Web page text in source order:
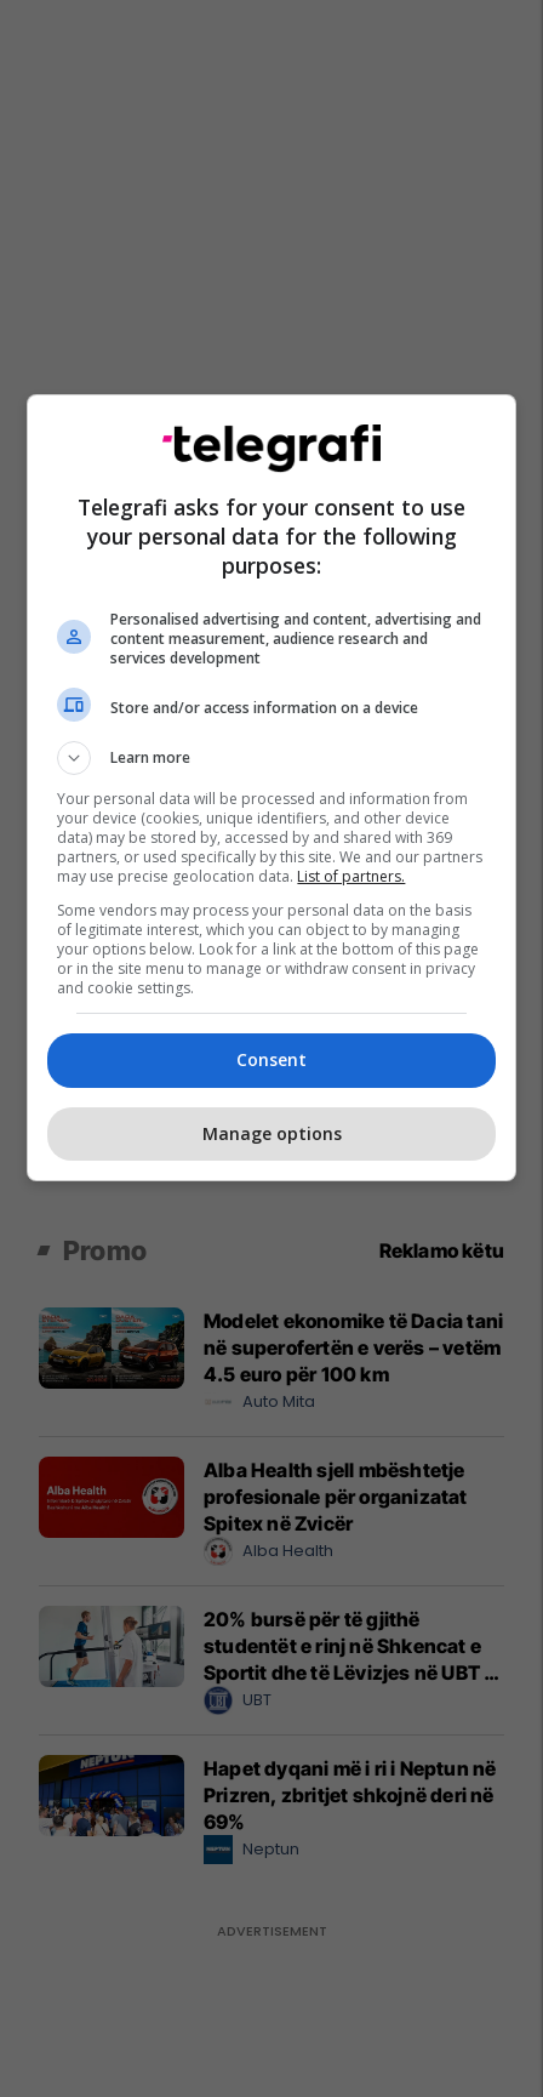
Obrm-Pdukm
Promo Reklamo këtu
Modelet ekonomike të Dacia tani
në superofertën e verës – vetëm
4.5 euro për 100 km
Auto Mita
Alba Health sjell mbështetje
profesionale për organizatat
Spitex në Zvicër
Alba Health
20% bursë për të gjithë
studentët e rinj në Shkencat e
Sportit dhe të Lëvizjes në UBT –
vendet janë të limituara
UBT
Hapet dyqani më i ri i Neptun në
Prizren, zbritjet shkojnë deri në
69%
Neptun
Telegrafi asks for your consent to use
your personal data for the following
purposes:
Personalised advertising and content, advertising and
content measurement, audience research and
services development
Store and/or access information on a device
Learn more
Your personal data will be processed and information from
your device (cookies, unique identifiers, and other device
data) may be stored by, accessed by and shared with 369
partners, or used specifically by this site. We and our partners
may use precise geolocation data. List of partners.
Some vendors may process your personal data on the basis
of legitimate interest, which you can object to by managing
your options below. Look for a link at the bottom of this page
or in the site menu to manage or withdraw consent in privacy
and cookie settings.
Consent
Manage options